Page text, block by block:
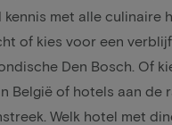
met alle culinaire
of kies voor een
Den Bosch. Of
België of hotels aan de
Welk hotel met